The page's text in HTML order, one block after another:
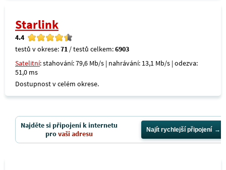
Starlink
4.4
testů v okrese:71 / testů celkem:6903
Satelitní: stahování: 79,6 Mb/s | nahrávání: 13,1 Mb/s | odezva:
51,0 ms
Dostupnost v celém okrese.
Najděte si připojení k internetu
provaši adresu Najít rychlejší připojení